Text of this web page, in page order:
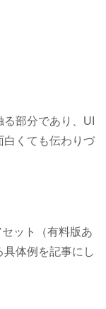
部分であり、UI
白くても伝わりづ
ット（有料版あ
体例を記事にし